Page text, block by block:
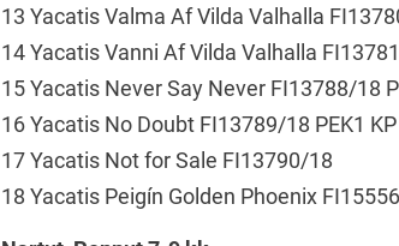
13 Yacatis Valma Af Vilda Valhalla
14 Yacatis Vanni Af Vilda Valhalla
15 Yacatis Never Say Never FI13788/18
16 Yacatis No Doubt FI13789/18 PEK1 KP
17 Yacatis Not for Sale FI13790/18
18 Yacatis Peigín Golden Phoenix